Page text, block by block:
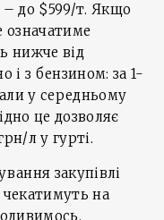
– до $599/т. Якщо
означатиме
нижче від
і з бензином: за 1-
у середньому
це дозволяє
л у гурті.
закупівлі
чекатимуть на